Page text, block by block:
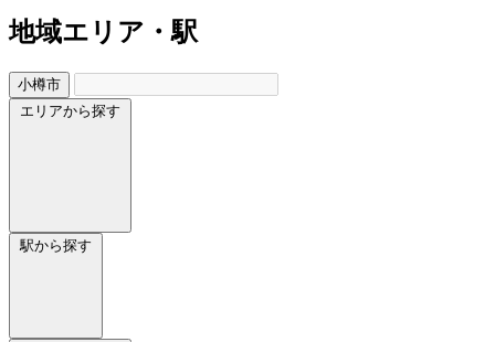
地域エリア・駅
小樽市
エリアから探す
駅から探す